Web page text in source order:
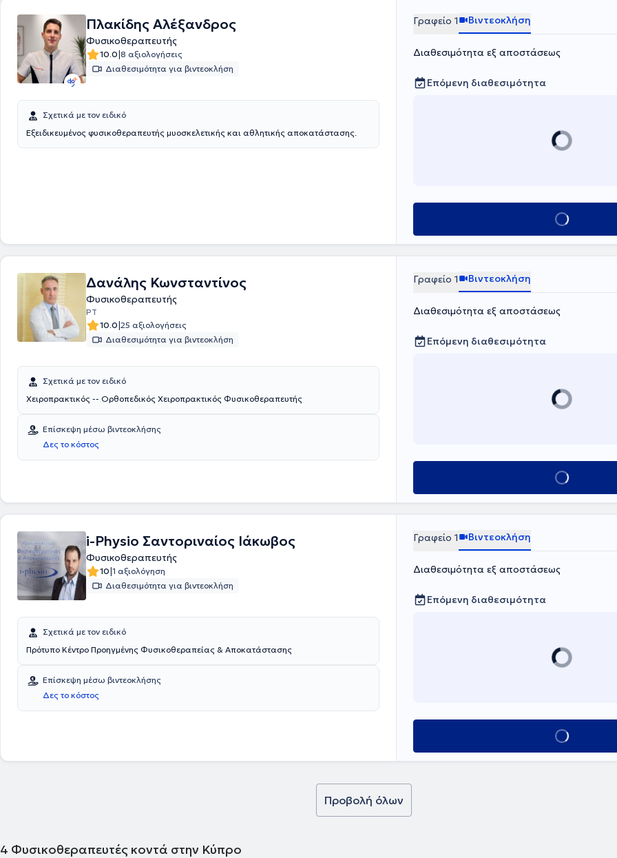
έλξη-αποσυμπίεση σπονδυλικής στήλης κλπ. Πλαισιώνεται από φυσικοθεραπευτές
μέλη του Πανελλήνιου Συλλόγου Φυσικοθεραπευτών, με μεγάλη κλινική εμπειρία.
Τέλος, αντιμετωπίζονται μυοσκελετικές παθήσεις, αθλητικές κακώσεις, λεμφοίδημα,
νευρολογικές και ρευματολογικές παθήσεις, ενώ υπάρχει
οίκον θεραπείες.
Πλακίδης Αλέξανδρος
Φυσικοθεραπευτής
10.0|8 αξιολογήσεις
Διαθεσιμότητα για βιντεοκλήση
Σχετικά με τον ειδικό
Εξειδικευμένος φυσικοθεραπευτής μυοσκελετικής και αθλητικής αποκατάστασης.
Γραφείο 1 Βιντεοκλήση
Διαθεσιμότητα εξ αποστάσεως
Επόμενη διαθεσιμότητα
Κλείσε ραντεβού
Δανάλης Κωνσταντίνος
Φυσικοθεραπευτής
PT
10.0|25 αξιολογήσεις
Διαθεσιμότητα για βιντεοκλήση
Σχετικά με τον ειδικό
Χειροπρακτικός -- Ορθοπεδικός Χειροπρακτικός Φυσικοθεραπευτής
Επίσκεψη μέσω βιντεοκλήσης
Δες το κόστος
Γραφείο 1 Βιντεοκλήση
Διαθεσιμότητα εξ αποστάσεως
Επόμενη διαθεσιμότητα
Κλείσε ραντεβού
i-Physio Σαντοριναίος Ιάκωβος
Φυσικοθεραπευτής
10|1 αξιολόγηση
Διαθεσιμότητα για βιντεοκλήση
Σχετικά με τον ειδικό
Πρότυπο Κέντρο Προηγμένης Φυσικοθεραπείας & Αποκατάστασης
Επίσκεψη μέσω βιντεοκλήσης
Δες το κόστος
Γραφείο 1 Βιντεοκλήση
Διαθεσιμότητα εξ αποστάσεως
Επόμενη διαθεσιμότητα
Κλείσε ραντεβού
Προβολή όλων
4 Φυσικοθεραπευτές κοντά στην Κύπρο